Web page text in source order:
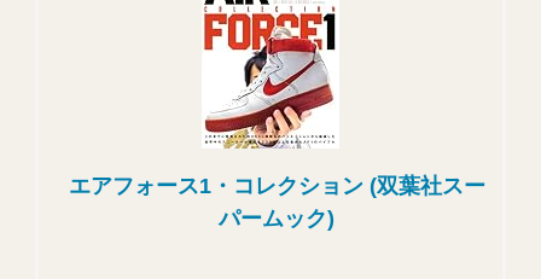
エアフォース1・コレクション (双葉社スー
パームック)